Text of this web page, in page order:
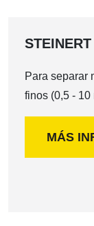
Para separar
finos (0,5 - 10
MÁS